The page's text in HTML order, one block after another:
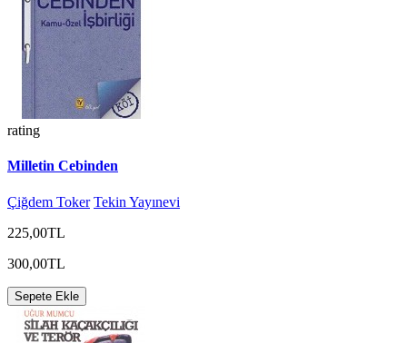
rating
Milletin Cebinden
Çiğdem Toker Tekin Yayınevi
225,00TL
300,00TL
Sepete Ekle